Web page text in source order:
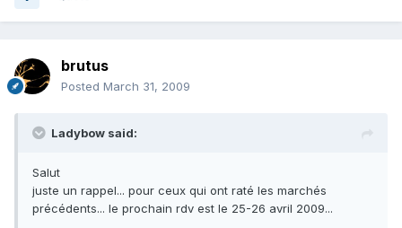
brutus
Posted March 31, 2009
Ladybow said:
Salut
juste un rappel... pour ceux qui ont raté les marchés
précédents... le prochain rdv est le 25-26 avril 2009...